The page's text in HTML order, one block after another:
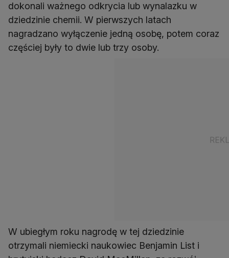
dokonali ważnego odkrycia lub wynalazku w
dziedzinie chemii. W pierwszych latach
nagradzano wyłączenie jedną osobę, potem coraz
częściej były to dwie lub trzy osoby.
W ubiegłym roku nagrodę w tej dziedzinie
otrzymali niemiecki naukowiec Benjamin List i